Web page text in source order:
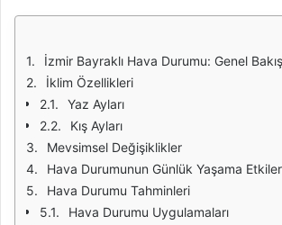
İzmir Bayraklı Hava Durumu: Genel Bakış
İklim Özellikleri
Yaz Ayları
Kış Ayları
Mevsimsel Değişiklikler
Hava Durumunun Günlük Yaşama
Hava Durumu Tahminleri
Hava Durumu Uygulamaları